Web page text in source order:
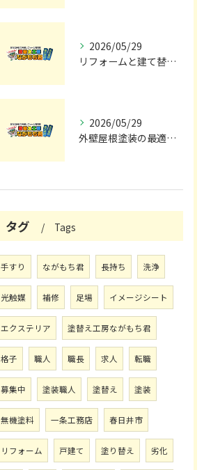
2026/05/29
リフォームと建て替えの費用と注意点完全解説
2026/05/29
外壁屋根塗装の最適メンテナンス時期
タグ Tags
手すり ながもち君 長持ち 洗浄
光触媒 補修 足場 イメージシート
エクステリア 塗替え工房ながもち君
格子 職人 職長 求人 転職
募集中 塗装職人 塗替え 塗装
無機塗料 一条工務店 春日井市
リフォーム 戸建て 塗り替え 劣化